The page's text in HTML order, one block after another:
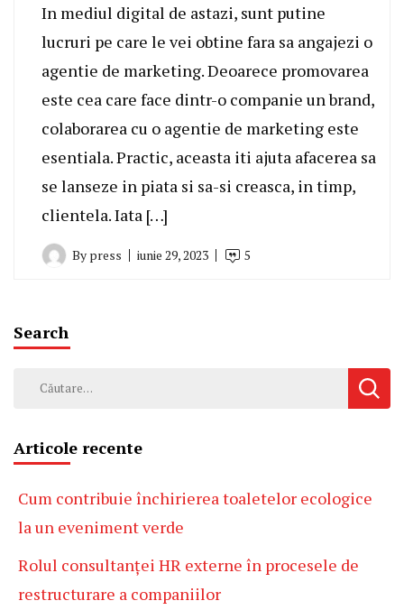
In mediul digital de astazi, sunt putine
lucruri pe care le vei obtine fara sa angajezi o
agentie de marketing. Deoarece promovarea
este cea care face dintr-o companie un brand,
colaborarea cu o agentie de marketing este
esentiala. Practic, aceasta iti ajuta afacerea sa
se lanseze in piata si sa-si creasca, in timp,
clientela. Iata […]
By press iunie 29, 2023 5
Search
Caută
Articole recente
Cum contribuie închirierea toaletelor ecologice
la un eveniment verde
Rolul consultanței HR externe în procesele de
restructurare a companiilor